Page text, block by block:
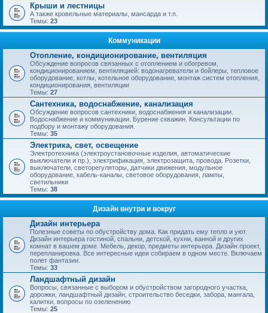
Крыши и лестницы
А также кровельные материалы, мансарда и т.п.
Темы: 23
Коммуникации
Отопление, кондиционирование, вентиляция
Обсуждение вопросов связанных с отоплением и обогревом,
кондиционированием, вентиляцией: водонагреватели и бойлеры, тепловое
оборудование, котлы, котельное оборудование, монтаж систем отопления,
кондиционирования, вентиляции
Темы: 27
Сантехника, водоснабжение, канализация
Обсуждение вопросов сантехники, водоснабжения и канализации.
Водоснабжение и коммуникации. Бурение скважин. Консультации по
подбору и монтажу оборудования.
Темы: 35
Электрика, свет, освещение
Электротехника (электроустановочные изделия, автоматические
выключатели и пр.), электрификация, электрозащита, провода. Розетки,
выключатели, светорегуляторы, датчики движения, модульное
оборудование, кабель-каналы, световое оборудования, лампы,
светильники
Темы: 38
Дизайн внутри и вокруг
Дизайн интерьера
Полезные советы по обустройству дома. Как придать ему тепло и уют.
Дизайн интерьера гостиной, спальни, детской, кухни, ванной и других
комнат в вашем доме. Мебель, декор, предметы интерьера. Дизайн проект,
перепланировка. Все интересные идеи собираем в одном месте. Включаем
полет фантазии.
Темы: 33
Ландшафтный дизайн
Вопросы, связанные с выбором и обустройством загородного участка,
дорожки, ландшафтный дизайн, строительство беседки, забора, мангала,
калитки, вопросы по озеленению
Темы: 25